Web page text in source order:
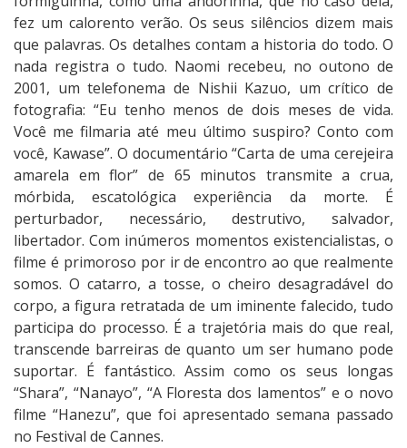
fez um calorento verão. Os seus silêncios dizem mais
que palavras. Os detalhes contam a historia do todo. O
nada registra o tudo. Naomi recebeu, no outono de
2001, um telefonema de Nishii Kazuo, um crítico de
fotografia: “Eu tenho menos de dois meses de vida.
Você me filmaria até meu último suspiro? Conto com
você, Kawase”. O documentário “Carta de uma cerejeira
amarela em flor” de 65 minutos transmite a crua,
mórbida, escatológica experiência da morte. É
perturbador, necessário, destrutivo, salvador,
libertador. Com inúmeros momentos existencialistas, o
filme é primoroso por ir de encontro ao que realmente
somos. O catarro, a tosse, o cheiro desagradável do
corpo, a figura retratada de um iminente falecido, tudo
participa do processo. É a trajetória mais do que real,
transcende barreiras de quanto um ser humano pode
suportar. É fantástico. Assim como os seus longas
“Shara”, “Nanayo”, “A Floresta dos lamentos” e o novo
filme “Hanezu”, que foi apresentado semana passado
no Festival de Cannes.